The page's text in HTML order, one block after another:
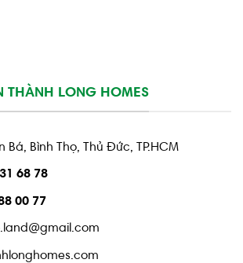
THÀNH LONG HOMES
Bá, Bình Thọ, Thủ Đức, TP.HCM
68 78
00 77